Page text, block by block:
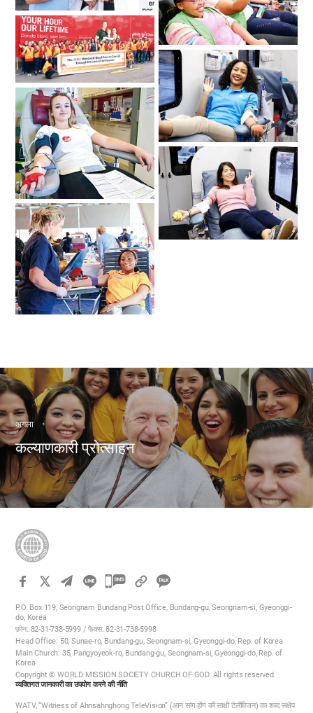
अगला
कल्याणकारी प्रोत्साहन
카
오
톡
공
기
P.O. Box 119, Seongnam Bundang Post Office, Bundang-gu, Seongnam-si, Gyeonggi-
do, Korea
फ़ोन: 82-31-738-5999 / फैक्स: 82-31-738-5998
Head Office: 50, Sunae-ro, Bundang-gu, Seongnam-si, Gyeonggi-do, Rep. of Korea
Main Church: 35, Pangyoyeok-ro, Bundang-gu, Seongnam-si, Gyeonggi-do, Rep. of
Korea
Copyright © WORLD MISSION SOCIETY CHURCH OF GOD. All rights reserved.
व्यक्तिगत जानकारी का उपयोग करने की नीति
WATV, “Witness of Ahnsahnghong TeleVision” (आन सांग होंग की साक्षी टेलीविजन) का शब्द संक्षेप